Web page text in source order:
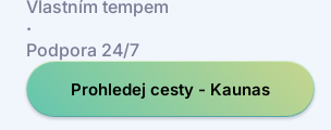
Vlastním tempem
·
Podpora 24/7
Prohledej cesty - Kaunas